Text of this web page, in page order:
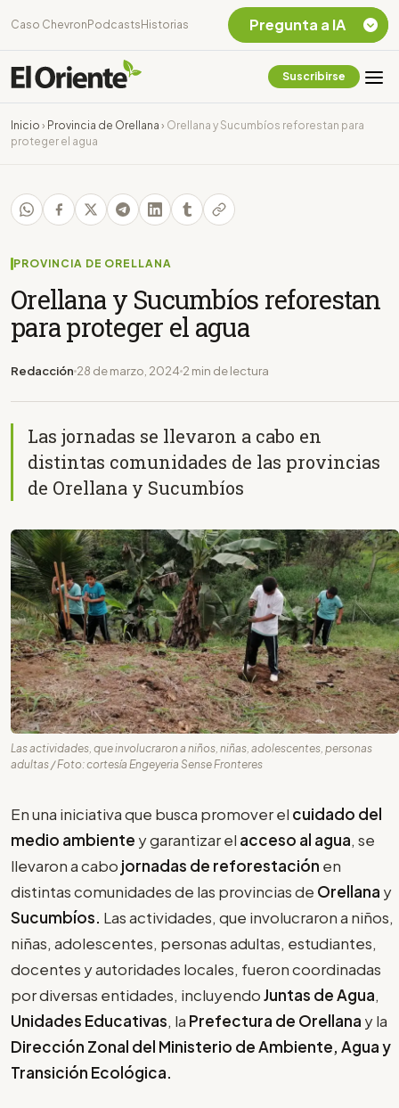
Caso Chevron Podcasts Historias
Suscribirse
Inicio › Provincia de Orellana › Orellana y Sucumbíos reforestan para
proteger el agua
PROVINCIA DE ORELLANA
Orellana y Sucumbíos reforestan
para proteger el agua
Redacción 28 de marzo, 2024 2 min de lectura
Las jornadas se llevaron a cabo en
distintas comunidades de las provincias
de Orellana y Sucumbíos
Las actividades, que involucraron a niños, niñas, adolescentes, personas
adultas / Foto: cortesía Engeyeria Sense Fronteres
En una iniciativa que busca promover el cuidado del
medio ambiente y garantizar el acceso al agua, se
llevaron a cabo jornadas de reforestación en
distintas comunidades de las provincias de Orellana y
Sucumbíos. Las actividades, que involucraron a niños,
niñas, adolescentes, personas adultas, estudiantes,
docentes y autoridades locales, fueron coordinadas
por diversas entidades, incluyendoJuntas de Agua,
Unidades Educativas, la Prefectura de Orellana y la
Dirección Zonal del Ministerio de Ambiente, Agua y
Transición Ecológica.
Pregunta a IA
Chevron Ecuador